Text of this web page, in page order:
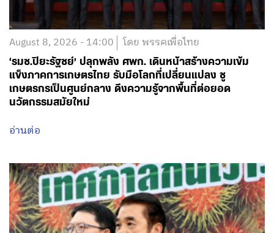
อ่านต่อ